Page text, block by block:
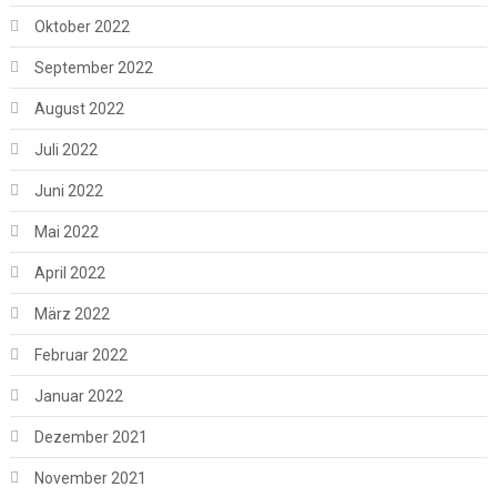
Oktober 2022
September 2022
August 2022
Juli 2022
Juni 2022
Mai 2022
April 2022
März 2022
Februar 2022
Januar 2022
Dezember 2021
November 2021